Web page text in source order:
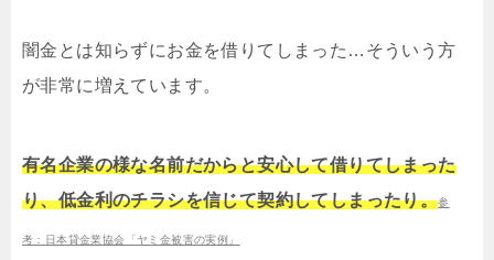
闇金とは知らずにお金を借りてしまった…そういう方
が非常に増えています。
有名企業の様な名前だからと安心して借りてしまった
り、低金利のチラシを信じて契約してしまったり。参
考：日本貸金業協会「ヤミ金被害の実例」